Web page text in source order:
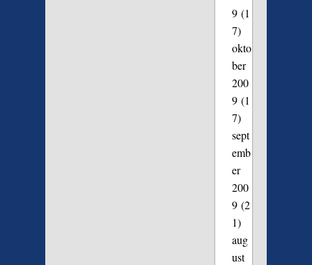
9(1
7)
okto
ber
200
9(1
7)
sept
emb
er
200
9(2
1)
aug
ust